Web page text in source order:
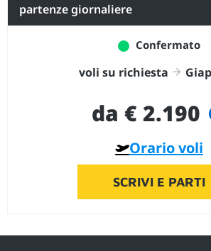
partenze giornaliere
Confermato
voli su richiesta
da € 2.190
Orario voli
SCRIVI E PARTI